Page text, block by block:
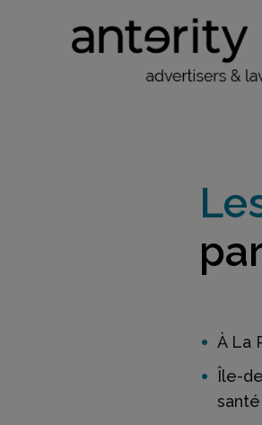
À La
Île-
santé